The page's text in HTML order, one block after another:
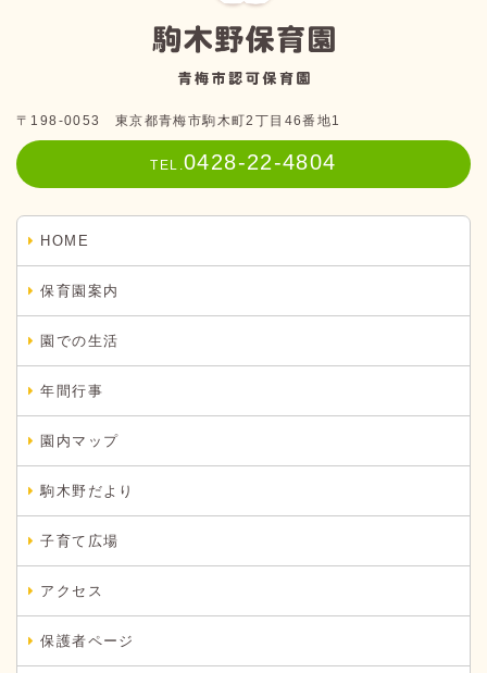
〒198-0053 東京都青梅市駒木町2丁目46番地1
TEL.0428-22-4804
HOME
保育園案内
園での生活
年間行事
園内マップ
駒木野だより
子育て広場
アクセス
保護者ページ